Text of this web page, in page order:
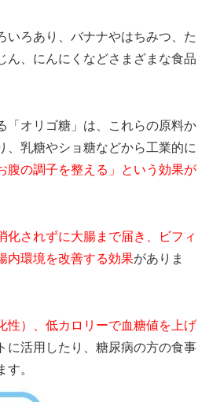
いろあり、バナナやはちみつ、た
ん、にんにくなどさまざまな食品
「オリゴ糖」は、これらの原料か
、乳糖やショ糖などから工業的に
腹の調子を整える」という効果が
化されずに大腸まで届き、ビフィ
内環境を改善する効果がありま
性）、低カロリーで血糖値を上げ
に活用したり、糖尿病の方の食事
。